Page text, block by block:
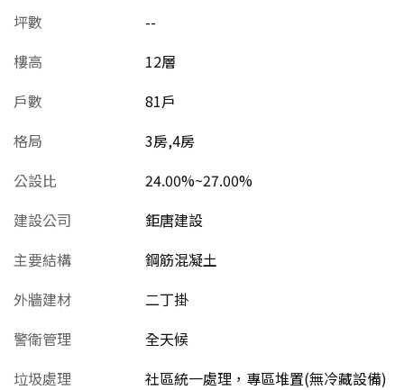
坪數
--
樓高
12層
戶數
81戶
格局
3房,4房
公設比
24.00%~27.00%
建設公司
鉅唐建設
主要結構
鋼筋混凝土
外牆建材
二丁掛
警衛管理
全天候
垃圾處理
社區統一處理，專區堆置(無冷藏設備)